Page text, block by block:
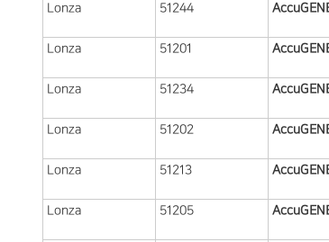
Lonza 51244
Lonza 51201
Lonza 51234
Lonza 51202
Lonza 51213
Lonza 51205